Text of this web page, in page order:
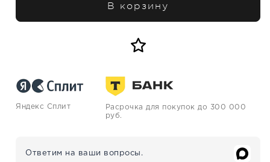
В корзину
Яндекс Сплит
Расрочка для покупок до 300 000
руб.
Ответим на ваши вопросы.